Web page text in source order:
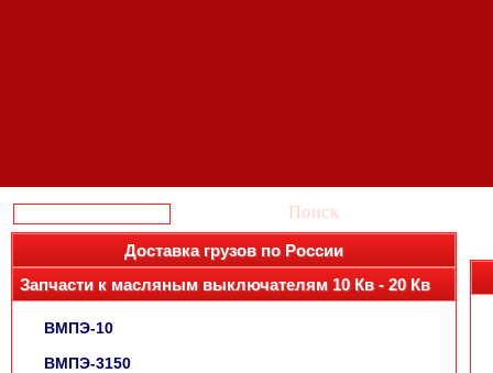
Поиск
Доставка грузов по России
Запчасти к масляным выключателям 10 Кв - 20 Кв
ВМПЭ-10
ВМПЭ-3150